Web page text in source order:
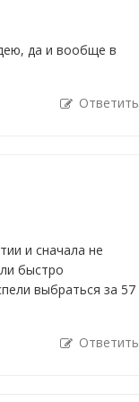
да и вообще в
Ответить
и сначала не
быстро
выбраться за 57
Ответить